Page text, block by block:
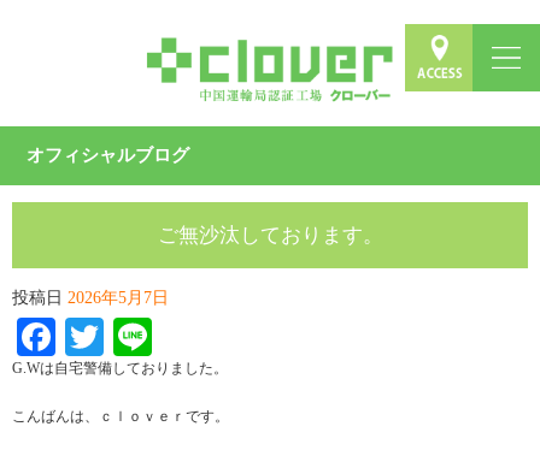
オフィシャルブログ
ご無沙汰しております。
投稿日 2026年5月7日
Facebook
Twitter
G.Wは自宅警備しておりました。
こんばんは、ｃｌｏｖｅｒです。